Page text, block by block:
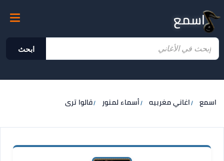
اسمع
ابحث
اسمع اغاني مغربيه أسماء لمنور قالوا ترى